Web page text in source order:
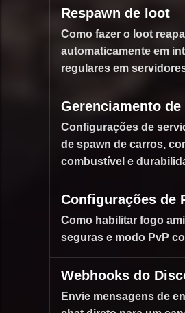
Respawn de loot
Como fazer o loot
automaticamente em
regulares em
Gerenciamento
Configurações de
de spawn de carros,
combustível e
Configurações de
Como habilitar fogo
seguras e modo PvP
Webhooks do
Envie mensagens de